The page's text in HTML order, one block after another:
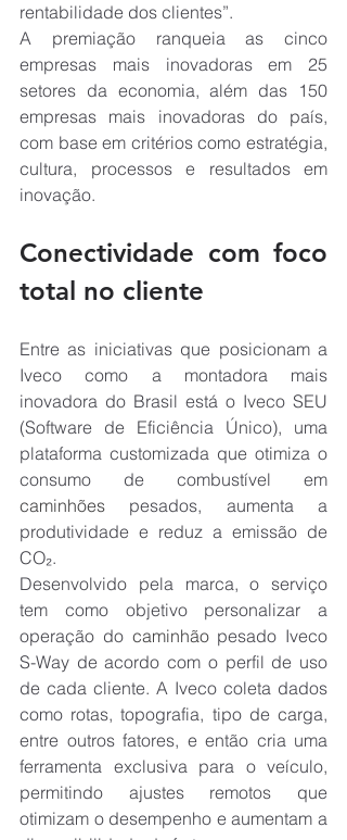
rentabilidade dos clientes”.
A premiação ranqueia as cinco
empresas mais inovadoras em 25
setores da economia, além das 150
empresas mais inovadoras do país,
com base em critérios como estratégia,
cultura, processos e resultados em
inovação.
Conectividade com foco
total no cliente
Entre as iniciativas que posicionam a
Iveco como a montadora mais
inovadora do Brasil está o Iveco SEU
(Software de Eficiência Único), uma
plataforma customizada que otimiza o
caminhões pesados, aumenta a
produtividade e reduz a emissão de
CO₂.
Desenvolvido pela marca, o serviço
tem como objetivo personalizar a
operação do caminhão pesado Iveco
S-Way de acordo com o perfil de uso
de cada cliente. A Iveco coleta dados
como rotas, topografia, tipo de carga,
entre outros fatores, e então cria uma
ferramenta exclusiva para o veículo,
permitindo ajustes remotos que
otimizam o desempenho e aumentam a